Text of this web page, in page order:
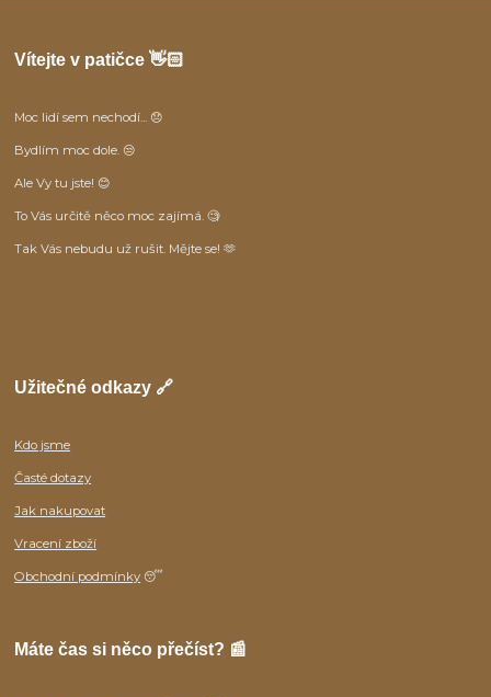
Vítejte v patičce 👋🏻
Moc lidí sem nechodí... 😞
Bydlím moc dole. 😒
Ale Vy tu jste! 😊
To Vás určitě něco moc zajímá. 🧐
Tak Vás nebudu už rušit. Mějte se! 🫶
Užitečné odkazy 🔗
Kdo jsme
Časté dotazy
Jak nakupovat
Vracení zboží
Obchodní podmínky 😴
Máte čas si něco přečíst? 📰